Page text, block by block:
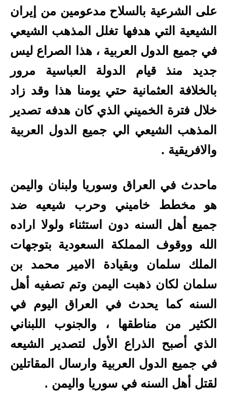
على الشرعية بالسلاح مدعومين من إيران
الشيعية التي هدفها تغلل المذهب الشيعي
في جميع الدول العربية ، هذا الصراع ليس
جديد منذ قيام الدولة العباسية مرور
بالخلافة العثمانية حتي يومنا هذا وقد زاد
خلال فترة الخميني الذي كان هدفه تصدير
المذهب الشيعي الي جميع الدول العربية
والافريقية .
ماحدث في العراق وسوريا ولبنان واليمن
هو مخطط خاميني وحرب شيعيه ضد
جميع أهل السنه دون استثناء ولولا اراده
الله ووقوف المملكة السعودية بتوجهات
الملك سلمان وبقيادة الامير محمد بن
سلمان لكان ذهبت اليمن وتم تصفيه أهل
السنه كما يحدث في العراق اليوم في
الكثير من مناطقها ، والجنوب اللبناني
الذي أصبح الذراع الأول لتصدير الشيعه
في جميع الدول العربية وارسال المقاتلين
لقتل أهل السنه في سوريا واليمن .